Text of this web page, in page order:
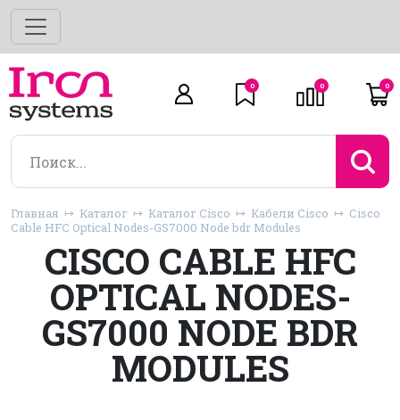
0 0 0
Главная Каталог Каталог Cisco Кабели Cisco
Cisco
Cable HFC Optical Nodes-GS7000 Node bdr Modules
CISCO CABLE HFC
OPTICAL NODES-
GS7000 NODE BDR
MODULES